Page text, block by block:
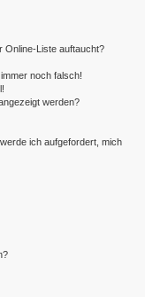
Online-Liste auftaucht?
noch falsch!
werden?
ich aufgefordert, mich